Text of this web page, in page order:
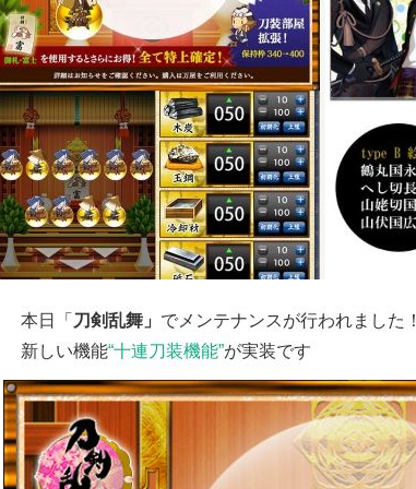
本日「 刀剣乱舞」 でメンテナンスが行われました！
新しい機能“十連刀装機能”が実装です